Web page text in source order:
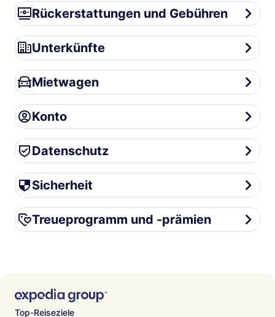
Rückerstattungen und Gebühren
Rückerstattungen und Gebühren
Unterkünfte
Unterkünfte
Mietwagen
Mietwagen
Konto
Konto
Datenschutz
Datenschutz
Sicherheit
Sicherheit
Treueprogramm und -prämien
Treueprogramm und -prämien
Top-Reiseziele